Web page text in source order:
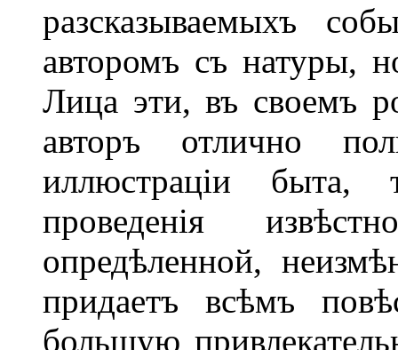
разсказываемыхъ
авторомъ съ натуры,
Лица эти, въ своемъ
авторъ отлично
иллюстраціи быта,
проведенія
опредѣленной,
придаетъ всѣмъ
большую